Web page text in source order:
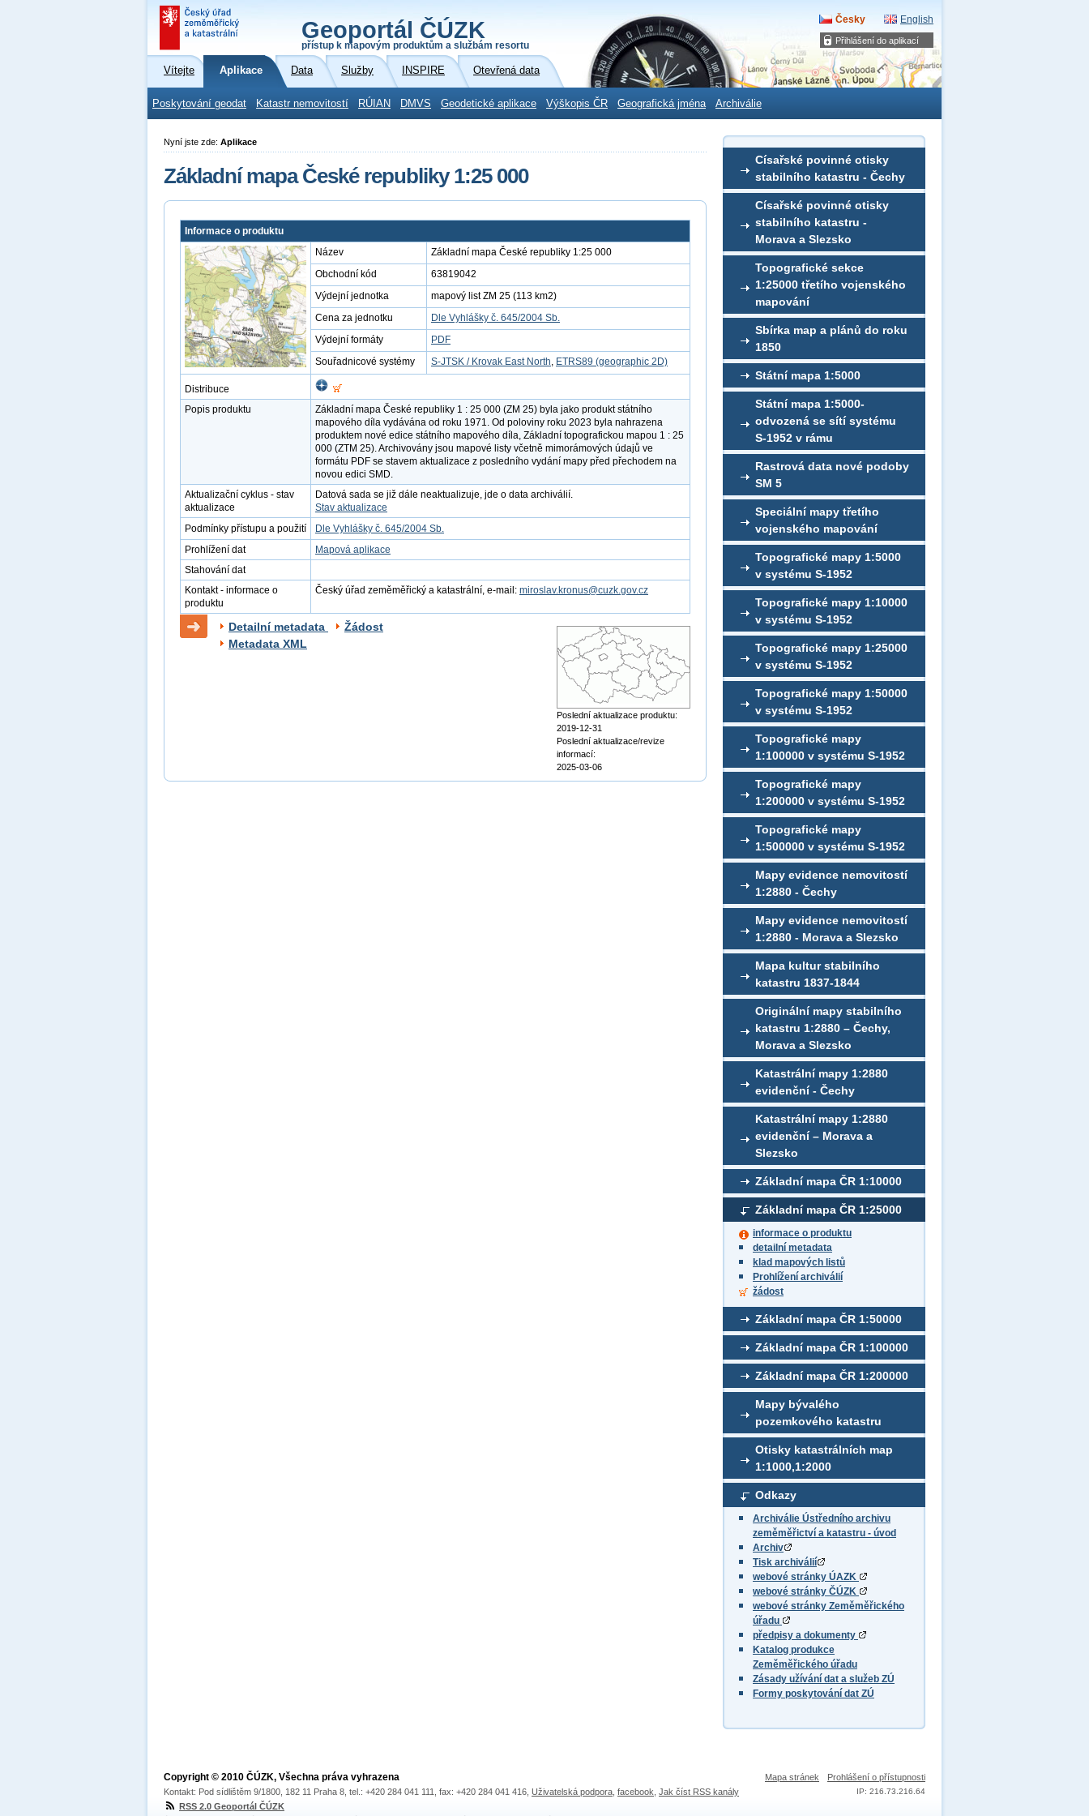
Přihlášení do aplikací
Geoportál ČÚZK
přístup k mapovým produktům a službám resortu
Česky English
Vítejte Aplikace Data Služby INSPIRE Otevřená data
Poskytování geodat Katastr nemovitostí RÚIAN DMVS Geodetické aplikace Výškopis ČR Geografická jména Archiválie
Císařské povinné otisky
stabilního katastru - Čechy
Císařské povinné otisky
stabilního katastru -
Morava a Slezsko
Topografické sekce
1:25000 třetího vojenského
mapování
Sbírka map a plánů do roku
1850
Státní mapa 1:5000
Státní mapa 1:5000-
odvozená se sítí systému
S-1952 v rámu
Rastrová data nové podoby
SM 5
Speciální mapy třetího
vojenského mapování
Topografické mapy 1:5000
v systému S-1952
Topografické mapy 1:10000
v systému S-1952
Topografické mapy 1:25000
v systému S-1952
Topografické mapy 1:50000
v systému S-1952
Topografické mapy
1:100000 v systému S-1952
Topografické mapy
1:200000 v systému S-1952
Topografické mapy
1:500000 v systému S-1952
Mapy evidence nemovitostí
1:2880 - Čechy
Mapy evidence nemovitostí
1:2880 - Morava a Slezsko
Mapa kultur stabilního
katastru 1837-1844
Originální mapy stabilního
katastru 1:2880 – Čechy,
Morava a Slezsko
Katastrální mapy 1:2880
evidenční - Čechy
Katastrální mapy 1:2880
evidenční – Morava a
Slezsko
Základní mapa ČR 1:10000
Základní mapa ČR 1:25000
informace o produktu
detailní metadata
klad mapových listů
Prohlížení archiválií
žádost
Základní mapa ČR 1:50000
Základní mapa ČR 1:100000
Základní mapa ČR 1:200000
Mapy bývalého
pozemkového katastru
Otisky katastrálních map
1:1000,1:2000
Odkazy
Archiválie Ústředního archivu
zeměměřictví a katastru - úvod
Archiv
Tisk archiválií
webové stránky ÚAZK
webové stránky ČÚZK
webové stránky Zeměměřického
úřadu
předpisy a dokumenty
Katalog produkce
Zeměměřického úřadu
Zásady užívání dat a služeb ZÚ
Formy poskytování dat ZÚ
Nyní jste zde: Aplikace
Základní mapa České republiky 1:25 000
Informace o produktu
Název
Základní mapa České republiky 1:25 000
Obchodní kód
63819042
Výdejní jednotka
mapový list ZM 25 (113 km2)
Cena za jednotku
Dle Vyhlášky č. 645/2004 Sb.
Výdejní formáty
PDF
Souřadnicové systémy
S-JTSK / Krovak East North, ETRS89 (geographic 2D)
Distribuce
Popis produktu
Základní mapa České republiky 1 : 25 000 (ZM 25) byla jako produkt státního
mapového díla vydávána od roku 1971. Od poloviny roku 2023 byla nahrazena
produktem nové edice státního mapového díla, Základní topografickou mapou 1 : 25
000 (ZTM 25). Archivovány jsou mapové listy včetně mimorámových údajů ve
formátu PDF se stavem aktualizace z posledního vydání mapy před přechodem na
novou edici SMD.
Aktualizační cyklus - stav
aktualizace
Datová sada se již dále neaktualizuje, jde o data archiválií.
Stav aktualizace
Podmínky přístupu a použití
Dle Vyhlášky č. 645/2004 Sb.
Prohlížení dat
Mapová aplikace
Stahování dat
Kontakt - informace o
produktu
Český úřad zeměměřický a katastrální, e-mail: miroslav.kronus@cuzk.gov.cz
Detailní metadata
Žádost
Metadata XML
Poslední aktualizace produktu:
2019-12-31
Poslední aktualizace/revize
informací:
2025-03-06
Mapa stránek Prohlášení o přístupnosti
IP: 216.73.216.64
Copyright © 2010 ČÚZK, Všechna práva vyhrazena
Kontakt: Pod sídlištěm 9/1800, 182 11 Praha 8, tel.: +420 284 041 111, fax: +420 284 041 416, Uživatelská podpora facebook Jak číst RSS kanály
RSS 2.0 Geoportál ČÚZK